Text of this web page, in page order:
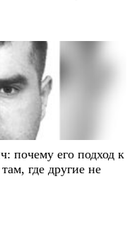
почему его подход к
где другие не